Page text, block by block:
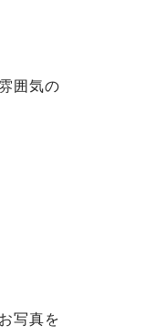
囲気の
写真を